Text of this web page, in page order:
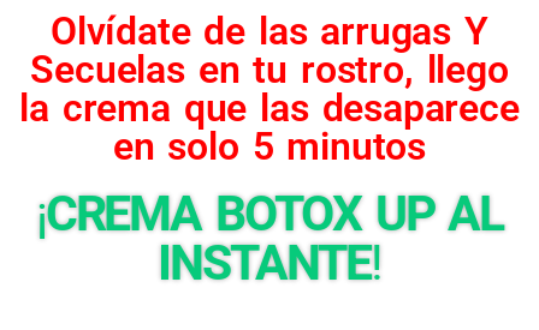
Olvídate de las arrugas Y
Secuelas en tu rostro, llego
la crema que las desaparece
en solo 5 minutos
¡CREMA BOTOX UP AL
INSTANTE!